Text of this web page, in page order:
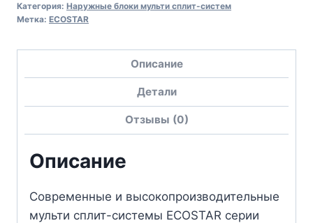
Категория: Наружные блоки мульти сплит-систем
Метка: ECOSTAR
Описание
Детали
Отзывы (0)
Описание
Современные и высокопроизводительные
мульти сплит-системы ECOSTAR серии